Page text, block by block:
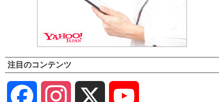
注目のコンテンツ
Facebook Instagram